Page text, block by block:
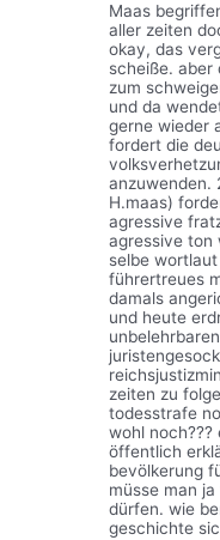
Maas
aller zeiten
okay, das
scheiße. aber
zum
und da
gerne wieder
fordert die
anzuwenden.
H.maas)
agressive
agressive ton
selbe
führertreues
damals
und heute
zeiten zu
todesstrafe
wohl noch???
öffentlich
bevölkerung
müsse man
dürfen. wie
geschichte